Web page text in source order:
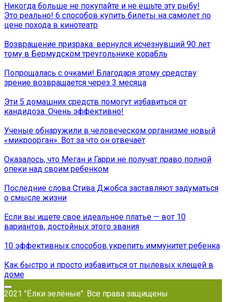
Никогда больше не покупайте и не ешьте эту рыбу!
Это реально! 6 способов купить билеты на самолет по
цене похода в кинотеатр
Возвращение призрака: вернулся исчезнувший 90 лет
тому в Бермудском треугольнике корабль
Попрощалась с очками! Благодаря этому средству
зрение возвращается через 3 месяца
Эти 5 домашних средств помогут избавиться от
кандидоза. Очень эффективно!
Ученые обнаружили в человеческом организме новый
«микроорган». Вот за что он отвечает
Оказалось, что Меган и Гарри не получат право полной
опеки над своим ребенком
Последние слова Стива Джобса заставляют задуматься
о смысле жизни
Если вы ищете свое идеальное платье — вот 10
вариантов, достойных этого звания
10 эффективных способов укрепить иммунитет ребенка
Как быстро и просто избавиться от пылевых клещей в
доме
2021 "Ёлки зелёные". Все права защищены